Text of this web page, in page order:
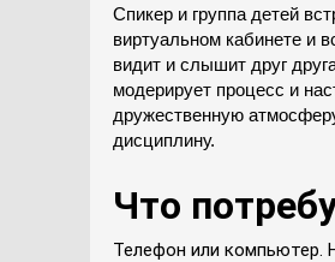
Спикер и группа детей
виртуальном кабинете и
видит и слышит друг
модерирует процесс и
дружественную
дисциплину.
Что
Телефон или компьютер.